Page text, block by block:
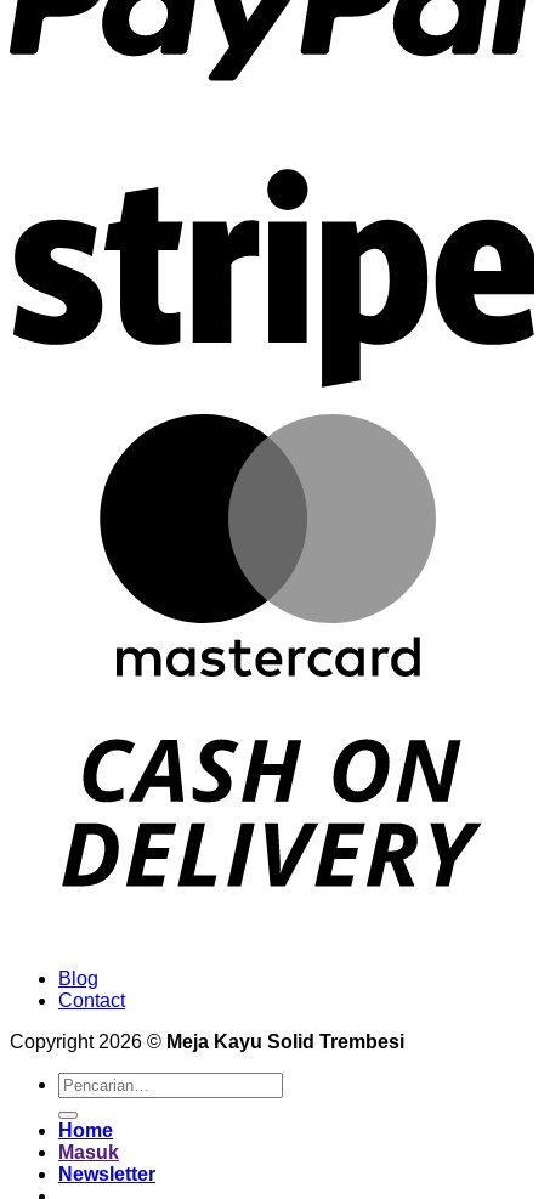
Blog
Contact
Copyright 2026 © Meja Kayu Solid Trembesi
Pencarian
untuk:
Home
Masuk
Newsletter